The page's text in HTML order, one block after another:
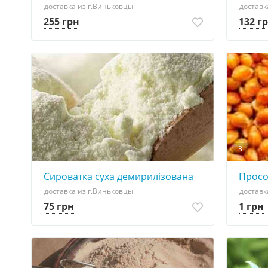
доставка из г.Виньковцы
255 грн 132
Сироватка суха демирилізована
доставка из г.Виньковцы
75 грн
3
1 грн